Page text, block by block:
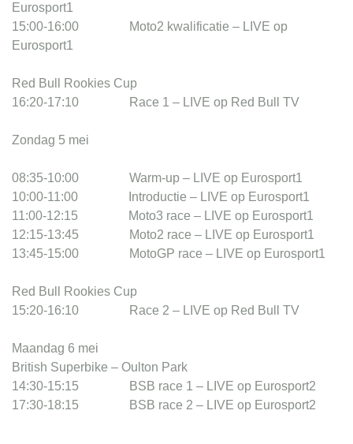
Eurosport1
15:00-16:00 Moto2 kwalificatie – LIVE op
Eurosport1
Red Bull Rookies Cup
16:20-17:10 Race 1 – LIVE op Red Bull TV
Zondag 5 mei
08:35-10:00 Warm-up – LIVE op Eurosport1
10:00-11:00 Introductie – LIVE op Eurosport1
11:00-12:15 Moto3 race – LIVE op Eurosport1
12:15-13:45 Moto2 race – LIVE op Eurosport1
13:45-15:00 MotoGP race – LIVE op Eurosport1
Red Bull Rookies Cup
15:20-16:10 Race 2 – LIVE op Red Bull TV
Maandag 6 mei
British Superbike – Oulton Park
14:30-15:15 BSB race 1 – LIVE op Eurosport2
17:30-18:15 BSB race 2 – LIVE op Eurosport2